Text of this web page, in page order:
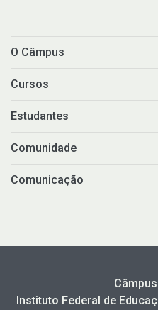
O Câmpus
Cursos
Estudantes
Comunidade
Comunicação
Instituto Federal de